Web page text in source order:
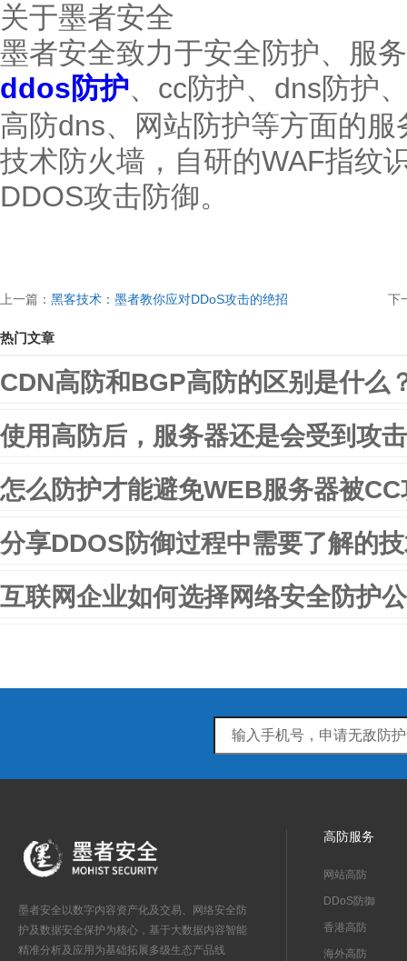
关于墨者安全
墨者安全致力于安全防护、服
ddos防护、cc防护、dns防护
高防dns、网站防护等方面的
技术防火墙，自研的WAF指纹
DDOS攻击防御。
上一篇： 黑客技术：墨者教你应对DDoS攻击的绝招 下
热门文章
CDN高防和BGP高防的区别是什么
使用高防后，服务器还是会受到攻
怎么防护才能避免WEB服务器被
分享DDOS防御过程中需要了解的
互联网企业如何选择网络安全防护
墨者安全以数字内容资产化及交易、网络安全防
护及数据安全保护为核心，基于大数据内容智能
精准分析及应用为基础拓展多级生态产品线
高防服务
网站高防
DDoS防御
香港高防
海外高防